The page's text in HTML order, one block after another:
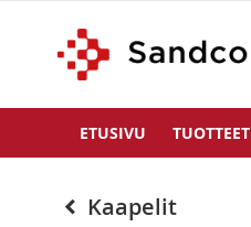
ETUSIVU TUOTTEET
Kaapelit